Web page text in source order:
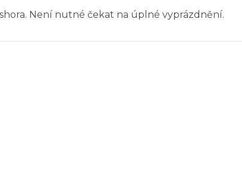
Není nutné čekat na úplné vyprázdnění.